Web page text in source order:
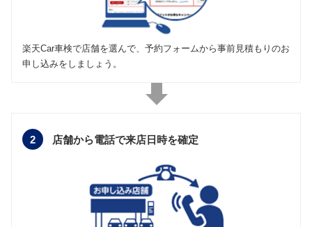
楽天Car車検で店舗を選んで、予約フォームから事前見積もりのお
申し込みをしましょう。
2 店舗から電話で来店日時を確定